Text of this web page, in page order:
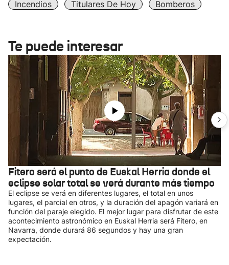
Incendios
Titulares De Hoy Bomberos
Te puede interesar
Fitero será el punto de Euskal Herria donde el
eclipse solar total se verá durante más tiempo
El eclipse se verá en diferentes lugares, el total en unos
lugares, el parcial en otros, y la duración del apagón variará en
función del paraje elegido. El mejor lugar para disfrutar de este
acontecimiento astronómico en Euskal Herria será Fitero, en
Navarra, donde durará 86 segundos y hay una gran
expectación.